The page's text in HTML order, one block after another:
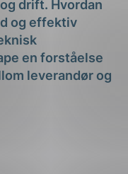
drift. Hvordan
og effektiv
en forståelse
leverandør og